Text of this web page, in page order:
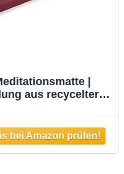
|
aus recycelter